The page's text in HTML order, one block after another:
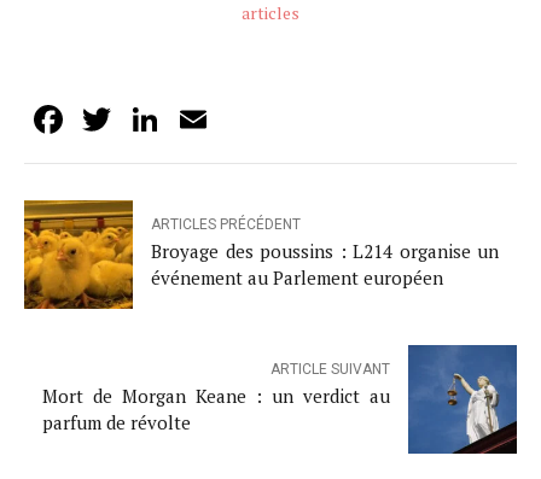
articles
Facebook
TwitterLinkedIn
ARTICLES PRÉCÉDENT
Broyage des poussins : L214 organise un
événement au Parlement européen
ARTICLE SUIVANT
Mort de Morgan Keane : un verdict au
parfum de révolte